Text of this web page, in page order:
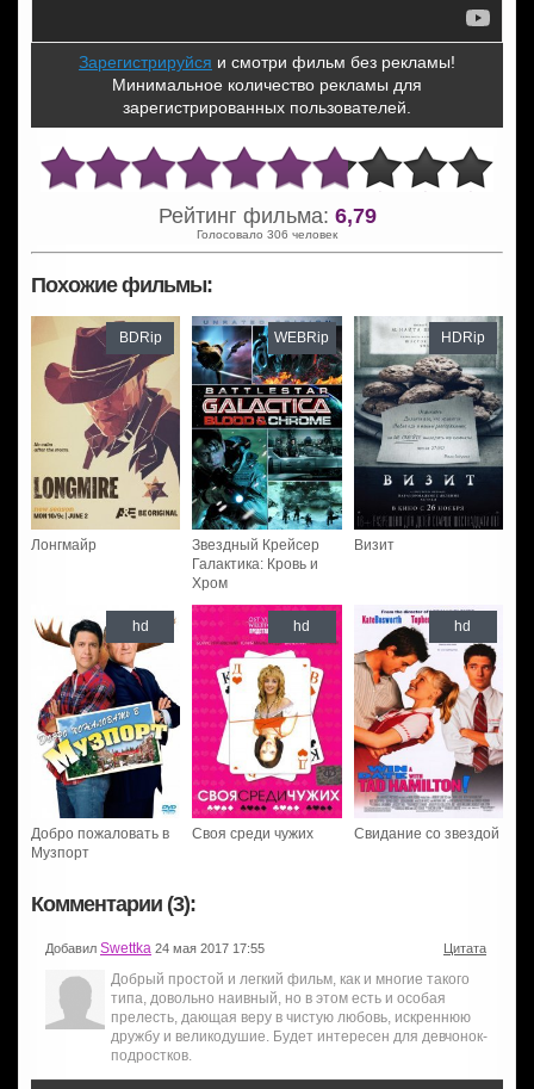
Зарегистрируйся и смотри фильм без рекламы!
Минимальное количество рекламы для
зарегистрированных пользователей.
Рейтинг фильма: 6,79
Голосовало 306 человек
Похожие фильмы:
Лонгмайр
BDRip
Звездный Крейсер
Галактика: Кровь и
Хром
WEBRip
Визит
HDRip
Добро пожаловать в
Музпорт
hd
Своя среди чужих
hd
Свидание со звездой
hd
Комментарии (3):
Добавил Swettka 24 мая 2017 17:55 Цитата
Добрый простой и легкий фильм, как и многие такого
типа, довольно наивный, но в этом есть и особая
прелесть, дающая веру в чистую любовь, искреннюю
дружбу и великодушие. Будет интересен для девчонок-
подростков.